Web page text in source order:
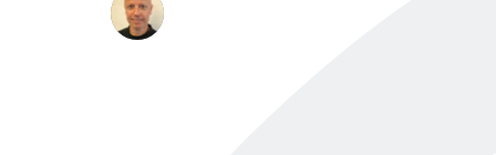
RH